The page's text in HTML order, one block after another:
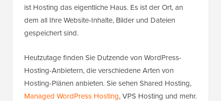
ist Hosting das eigentliche Haus. Es ist der Ort, an
dem all Ihre Website-Inhalte, Bilder und Dateien
gespeichert sind.
Heutzutage finden Sie Dutzende von WordPress-
Hosting-Anbietern, die verschiedene Arten von
Hosting-Plänen anbieten. Sie sehen Shared Hosting,
Managed WordPress Hosting, VPS Hosting und mehr.